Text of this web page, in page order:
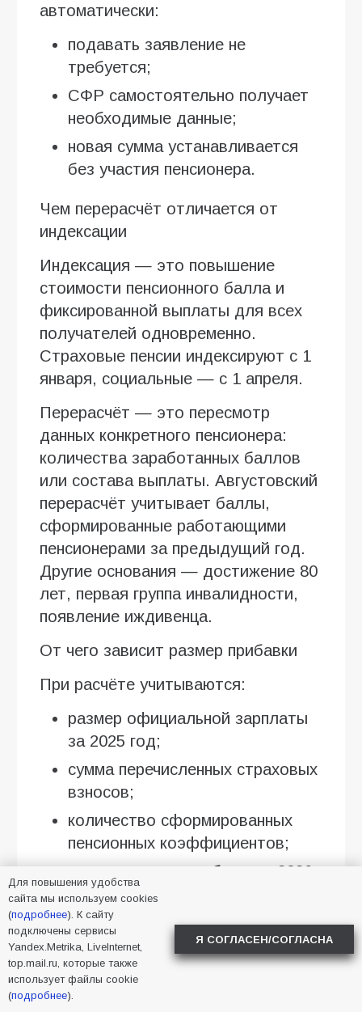
автоматически:
подавать заявление не
требуется;
СФР самостоятельно получает
необходимые данные;
новая сумма устанавливается
без участия пенсионера.
Чем перерасчёт отличается от
индексации
Индексация — это повышение
стоимости пенсионного балла и
фиксированной выплаты для всех
получателей одновременно.
Страховые пенсии индексируют с 1
января, социальные — с 1 апреля.
Перерасчёт — это пересмотр
данных конкретного пенсионера:
количества заработанных баллов
или состава выплаты. Августовский
перерасчёт учитывает баллы,
сформированные работающими
пенсионерами за предыдущий год.
Другие основания — достижение 80
лет, первая группа инвалидности,
появление иждивенца.
От чего зависит размер прибавки
При расчёте учитываются:
размер официальной зарплаты
за 2025 год;
сумма перечисленных страховых
взносов;
количество сформированных
пенсионных коэффициентов;
стоимость одного балла в 2026
году — 156 рублей 76 копеек.
Важно: учитывается только
официальная занятость. Доходы, с
которых не перечислялись
страховые взносы, не увеличивают
Для повышения удобства
сайта мы используем cookies
(подробнее). К сайту
подключены сервисы
Yandex.Metrika, LiveInternet,
top.mail.ru, которые также
использует файлы cookie
(подробнее).
Я СОГЛАСЕН/СОГЛАСНА